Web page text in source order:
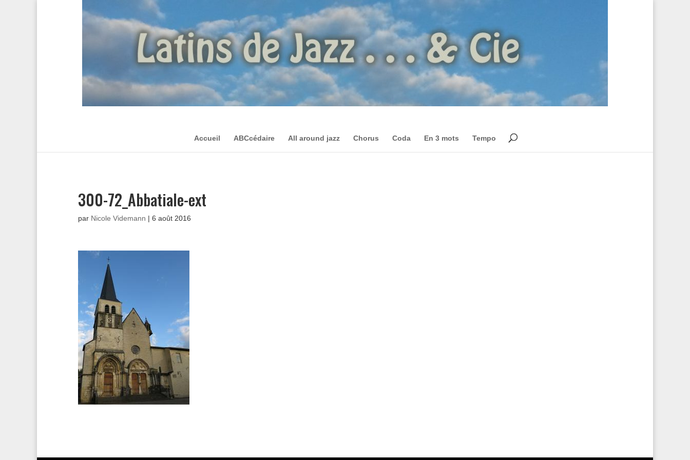
Accueil ABCcédaire All around jazz Chorus Coda En 3 mots Tempo
300-72_Abbatiale-ext
par Nicole Videmann | 6 août 2016